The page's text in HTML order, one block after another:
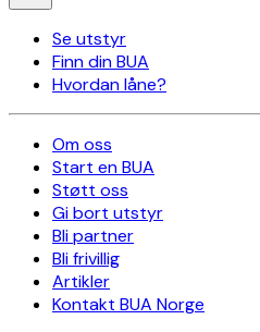
Se utstyr
Finn din BUA
Hvordan låne?
Om oss
Start en BUA
Støtt oss
Gi bort utstyr
Bli partner
Bli frivillig
Artikler
Kontakt BUA Norge